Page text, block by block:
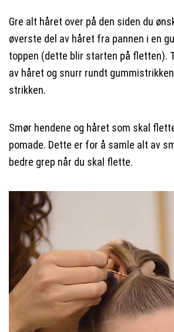
Gre alt håret over på den siden du
øverste del av håret fra pannen i en
toppen (dette blir starten på fletten).
av håret og snurr rundt
strikken.
Smør hendene og håret som skal
pomade. Dette er for å samle alt av
bedre grep når du skal flette.